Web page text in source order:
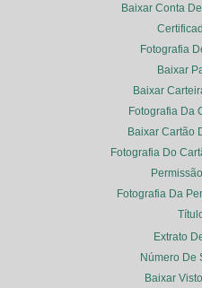
Baixar Conta
Fotografia
Baixar
Baixar
Fotografia Da
Baixar Cartão
Fotografia Do
Fotografia Da
Extrato
Número De
Baixar